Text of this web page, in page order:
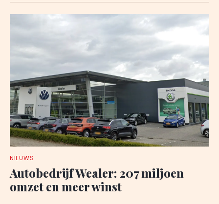
NIEUWS
Autobedrijf Wealer: 207 miljoen
omzet en meer winst